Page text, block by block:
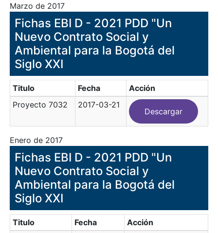
Marzo de 2017
Fichas EBI D - 2021 PDD "Un
Nuevo Contrato Social y
Ambiental para la Bogotá del
Siglo XXI
Titulo Fecha
Acción
Proyecto 7032
2017-03-21
Descargar
Enero de 2017
Fichas EBI D - 2021 PDD "Un
Nuevo Contrato Social y
Ambiental para la Bogotá del
Siglo XXI
Titulo Fecha
Acción